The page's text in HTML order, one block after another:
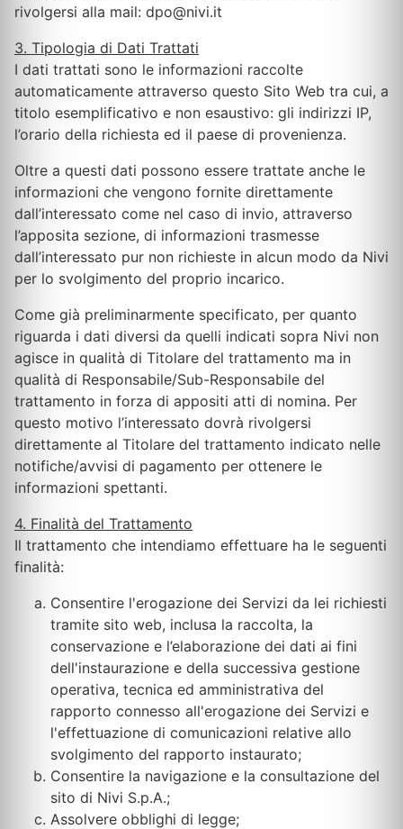
rivolgersi alla mail: dpo@nivi.it
3. Tipologia di Dati Trattati
I dati trattati sono le informazioni raccolte
automaticamente attraverso questo Sito Web tra cui, a
titolo esemplificativo e non esaustivo: gli indirizzi IP,
l’orario della richiesta ed il paese di provenienza.
Oltre a questi dati possono essere trattate anche le
informazioni che vengono fornite direttamente
dall’interessato come nel caso di invio, attraverso
l’apposita sezione, di informazioni trasmesse
dall’interessato pur non richieste in alcun modo da Nivi
per lo svolgimento del proprio incarico.
Come già preliminarmente specificato, per quanto
riguarda i dati diversi da quelli indicati sopra Nivi non
agisce in qualità di Titolare del trattamento ma in
qualità di Responsabile/Sub-Responsabile del
trattamento in forza di appositi atti di nomina. Per
questo motivo l’interessato dovrà rivolgersi
direttamente al Titolare del trattamento indicato nelle
notifiche/avvisi di pagamento per ottenere le
informazioni spettanti.
4. Finalità del Trattamento
Il trattamento che intendiamo effettuare ha le seguenti
finalità:
Consentire l'erogazione dei Servizi da lei richiesti
tramite sito web, inclusa la raccolta, la
conservazione e l’elaborazione dei dati ai fini
dell'instaurazione e della successiva gestione
operativa, tecnica ed amministrativa del
rapporto connesso all'erogazione dei Servizi e
l'effettuazione di comunicazioni relative allo
svolgimento del rapporto instaurato;
Consentire la navigazione e la consultazione del
sito di Nivi S.p.A.;
Assolvere obblighi di legge;